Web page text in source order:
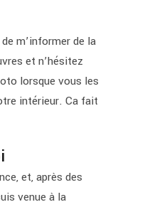
m’informer de la
et n’hésitez
lorsque vous les
intérieur. Ca fait
et, après des
venue à la